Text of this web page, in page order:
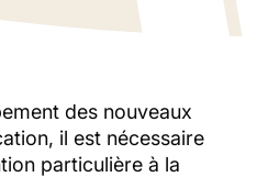
des nouveaux
il est nécessaire
particulière à la